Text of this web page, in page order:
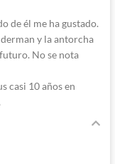
de él me ha gustado.
y la antorcha
No se nota
casi 10 años en